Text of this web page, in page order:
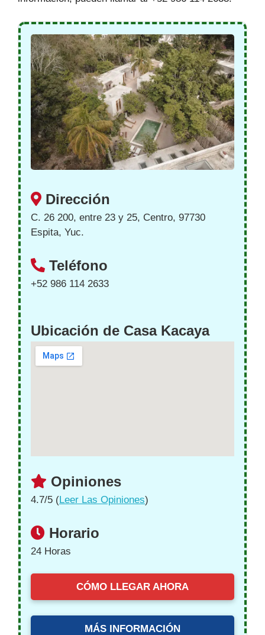
Dirección
C. 26 200, entre 23 y 25, Centro, 97730
Espita, Yuc.
Teléfono
+52 986 114 2633
Ubicación de Casa Kacaya
Opiniones
4.7/5 (Leer Las Opiniones)
Horario
24 Horas
CÓMO LLEGAR AHORA
MÁS INFORMACIÓN